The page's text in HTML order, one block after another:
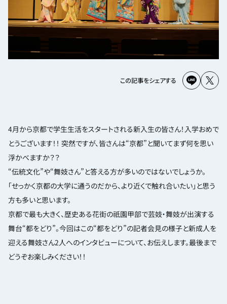
この記事をシェアする
4月から京都で学生生活をスタートされる新入生の皆さん！入学おめで
とうございます！！ 突然ですが、皆さんは“京都”と聞いてまず何を思い
浮かべますか？？
“伝統文化”や“舞妓さん”と答える方が多いのではないでしょうか。
「せっかく京都の大学に通うのだから、より近くで触れ合いたい」と思う
方も多いと思います。
京都で最も大きく、歴史ある花街の祇園甲部で芸妓・舞妓が出演する
舞台“都をどり”。今回はこの“都をどり”の記者会見の様子と新成人を
迎える舞妓さん2人へのインタビューについて、お伝えします。最後まで
どうぞお楽しみください！！